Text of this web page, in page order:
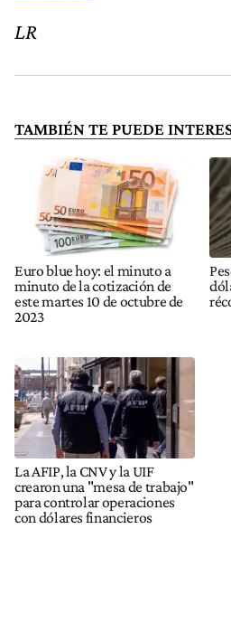
LR
TAMBIÉN TE PUEDE
Euro blue hoy: el minuto a
minuto de la cotización de
este martes 10 de octubre de
2023
La AFIP, la CNV y la UIF
crearon una "mesa de trabajo"
para controlar operaciones
con dólares financieros